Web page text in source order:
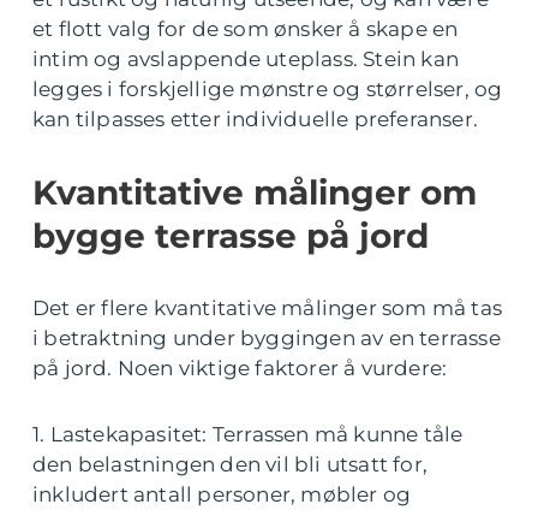
et flott valg for de som ønsker å skape en
intim og avslappende uteplass. Stein kan
legges i forskjellige mønstre og størrelser, og
kan tilpasses etter individuelle preferanser.
Kvantitative målinger om
bygge terrasse på jord
Det er flere kvantitative målinger som må tas
i betraktning under byggingen av en terrasse
på jord. Noen viktige faktorer å vurdere:
1. Lastekapasitet: Terrassen må kunne tåle
den belastningen den vil bli utsatt for,
inkludert antall personer, møbler og